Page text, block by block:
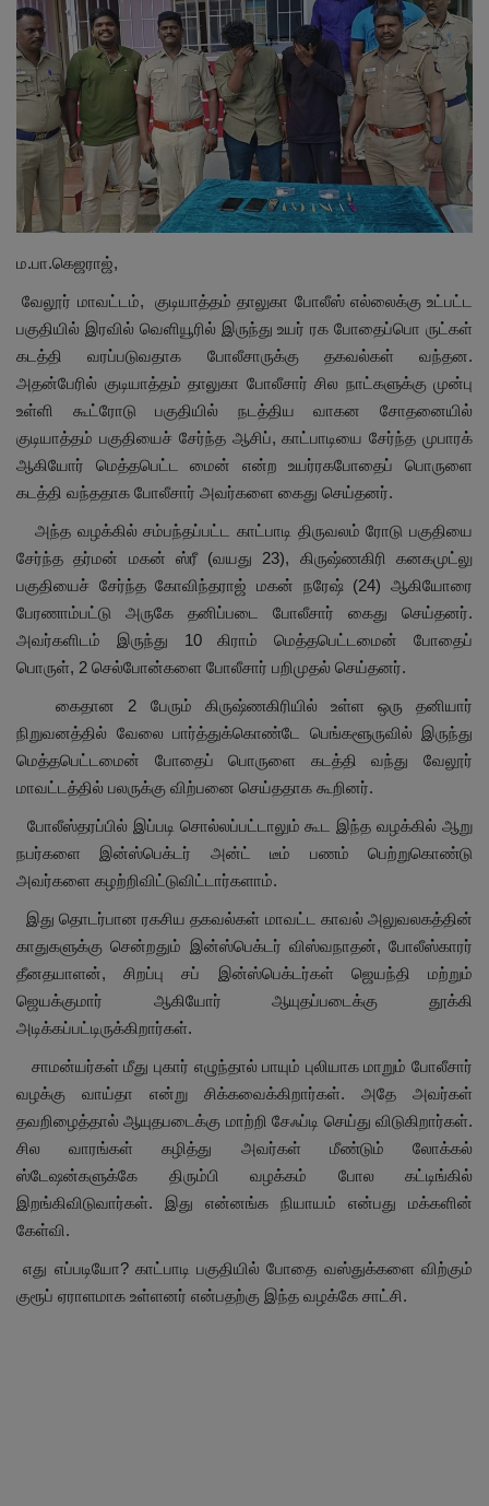
மாநிலம்
சினிமா
நீச்சலடித்து தப்பிய மாமியார்! தண்ணிரில்
மூழ்கிய மருமகள்!
Contact
விளையாட்டு
கிரைம்
ம.பா.கெஜராஜ்,
வேலூர் மாவட்டம், குடியாத்தம் தாலுகா போலீஸ் எல்லைக்கு உட்பட்ட
பகுதியில் இரவில் வெளியூரில் இருந்து உயர் ரக போதைப்பொ ருட்கள்
கடத்தி வரப்படுவதாக போலீசாருக்கு தகவல்கள் வந்தன.
அதன்பேரில் குடியாத்தம் தாலுகா போலீசார் சில நாட்களுக்கு முன்பு
உள்ளி கூட்ரோடு பகுதியில் நடத்திய வாகன சோதனையில்
குடியாத்தம் பகுதியைச் சேர்ந்த ஆசிப்,காட்பாடியை சேர்ந்த முபாரக்
ஆகியோர் மெத்தபெட்ட மைன் என்ற உயர்ரகபோதைப் பொருளை
கடத்தி வந்ததாக போலீசார் அவர்களை கைது செய்தனர்.
அந்த வழக்கில் சம்பந்தப்பட்ட காட்பாடி திருவலம் ரோடு பகுதியை
சேர்ந்த தர்மன் மகன் ஸ்ரீ (வயது 23), கிருஷ்ணகிரி கனகமுட்லு
பகுதியைச் சேர்ந்த கோவிந்தராஜ் மகன் நரேஷ் (24)ஆகியோரை
பேரணாம்பட்டு அருகே தனிப்படை போலீசார் கைது செய்தனர்.
அவர்களிடம் இருந்து 10கிராம் மெத்தபெட்டமைன் போதைப்
பொருள், 2 செல்போன்களை போலீசார் பறிமுதல் செய்தனர்.
கைதான 2 பேரும் கிருஷ்ணகிரியில் உள்ள ஒரு தனியார்
நிறுவனத்தில் வேலை பார்த்துக்கொண்டே பெங்களூருவில் இருந்து
மெத்தபெட்டமைன் போதைப் பொருளை கடத்தி வந்து வேலூர்
மாவட்டத்தில் பலருக்கு விற்பனை செய்ததாக கூறினர்.
போலீஸ்தரப்பில் இப்படி சொல்லப்பட்டாலும் கூட இந்த வழக்கில் ஆறு
நபர்களை இன்ஸ்பெக்டர் அன்ட் டீம் பணம் பெற்றுகொண்டு
அவர்களை கழற்றிவிட்டுவிட்டார்களாம்.
இது தொடர்பான ரகசிய தகவல்கள் மாவட்ட காவல் அலுவலகத்தின்
காதுகளுக்கு சென்றதும் இன்ஸ்பெக்டர் விஸ்வநாதன், போலீஸ்காரர்
தீனதயாளன்,சிறப்பு சப் இன்ஸ்பெக்டர்கள் ஜெயந்தி மற்றும்
ஜெயக்குமார் ஆகியோர் ஆயுதப்படைக்கு தூக்கி
அடிக்கப்பட்டிருக்கிறார்கள்.
சாமன்யர்கள் மீது புகார் எழுந்தால் பாயும் புலியாக மாறும் போலீசார்
வழக்கு வாய்தா என்று சிக்கவைக்கிறார்கள். அதே அவர்கள்
தவறிழைத்தால் ஆயுதபடைக்கு மாற்றி சேஃப்டி செய்து விடுகிறார்கள்.
சில வாரங்கள் கழித்து அவர்கள் மீண்டும் லோக்கல்
ஸ்டேஷன்களுக்கே திரும்பி வழக்கம் போல கட்டிங்கில்
இறங்கிவிடுவார்கள். இது என்னங்க நியாயம் என்பது மக்களின்
கேள்வி.
எது எப்படியோ? காட்பாடி பகுதியில் போதை வஸ்துக்களை விற்கும்
குரூப் ஏராளமாக உள்ளனர் என்பதற்கு இந்த வழக்கே சாட்சி.